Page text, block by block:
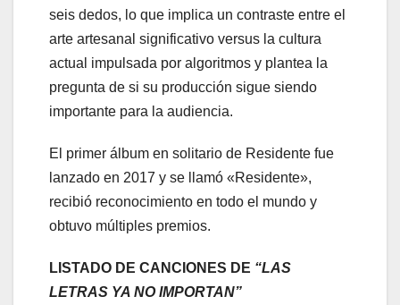
seis dedos, lo que implica un contraste entre el
arte artesanal significativo versus la cultura
actual impulsada por algoritmos y plantea la
pregunta de si su producción sigue siendo
importante para la audiencia.
El primer álbum en solitario de Residente fue
lanzado en 2017 y se llamó «Residente»,
recibió reconocimiento en todo el mundo y
obtuvo múltiples premios.
LISTADO DE CANCIONES DE “LAS
LETRAS YA NO IMPORTAN”